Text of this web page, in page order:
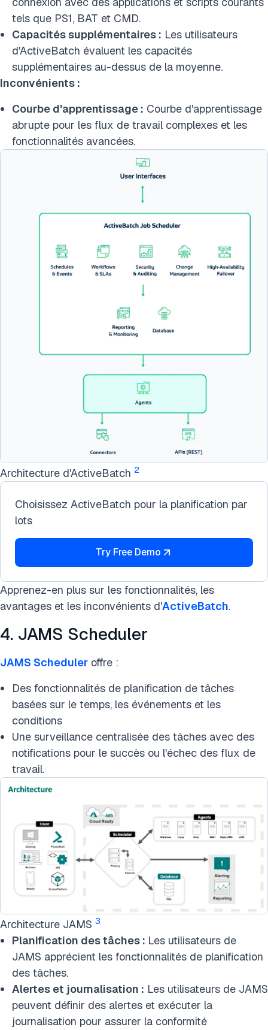
tels que PS1, BAT et CMD.
Capacités supplémentaires : Les utilisateurs
d'ActiveBatch évaluent les capacités
supplémentaires au-dessus de la moyenne.
Inconvénients :
Courbe d'apprentissage : Courbe d'apprentissage
abrupte pour les flux de travail complexes et les
fonctionnalités avancées.
Architecture d'ActiveBatch 2
Choisissez ActiveBatch pour la planification par
lots
Try Free Demo
Apprenez-en plus sur les fonctionnalités, les
avantages et les inconvénients d'ActiveBatch.
4. JAMS Scheduler
JAMS Scheduler offre :
Des fonctionnalités de planification de tâches
basées sur le temps, les événements et les
conditions
Une surveillance centralisée des tâches avec des
notifications pour le succès ou l'échec des flux de
travail.
Architecture JAMS 3
Planification des tâches : Les utilisateurs de
JAMS apprécient les fonctionnalités de planification
des tâches.
Alertes et journalisation : Les utilisateurs de JAMS
peuvent définir des alertes et exécuter la
journalisation pour assurer la conformité